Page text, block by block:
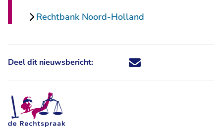
Rechtbank Noord-Holland
Deel dit nieuwsbericht: Deel dit nieuwsbericht via X -
Deel dit nieuwsbericht via
Deel dit nieuwsbericht
Deel dit